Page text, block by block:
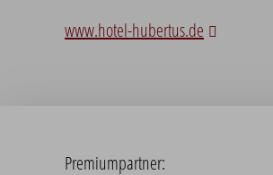
www.hotel-hubertus.de
Premiumpartner: